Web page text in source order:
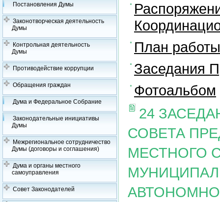
Постановления Думы
Законотворческая деятельность
Думы
Контрольная деятельность
Думы
Противодействие коррупции
Обращения граждан
Дума и Федеральное Собрание
Законодательные инициативы
Думы
Межрегиональное сотрудничество
Думы (договоры и соглашения)
Дума и органы местного
самоуправления
Совет Законодателей
План
Заседания
Фотоальбом
24
СОВЕТА
МЕСТНОГО